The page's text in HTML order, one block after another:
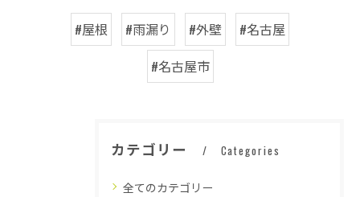
#屋根 #雨漏り #外壁
#名古屋
#名古屋市
カテゴリー Categories
全てのカテゴリー